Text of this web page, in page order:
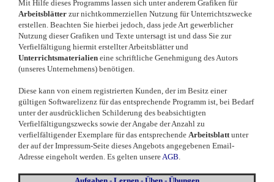
Mit Hilfe dieses Programms lassen sich unter anderem Grafiken für
Arbeitsblätter zur nichtkommerziellen Nutzung für Unterrichtszwecke
erstellen. Beachten Sie hierbei jedoch, dass jede Art gewerblicher
Nutzung dieser Grafiken und Texte untersagt ist und dass Sie zur
Verfielfältigung hiermit erstellter Arbeitsblätter und
Unterrichtsmaterialien eine schriftliche Genehmigung des Autors
(unseres Unternehmens) benötigen.
Diese kann von einem registrierten Kunden, der im Besitz einer
gültigen Softwarelizenz für das entsprechende Programm ist, bei Bedarf
unter der ausdrücklichen Schilderung des beabsichtigten
Verfielfältigungszwecks sowie der Angabe der Anzahl zu
verfielfältigender Exemplare für das entsprechende Arbeitsblattunter
der auf der Impressum-Seite dieses Angebots angegebenen Email-
Adresse eingeholt werden. Es gelten unsereAGB.